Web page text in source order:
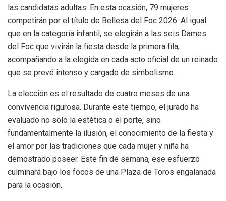
las candidatas adultas. En esta ocasión, 79 mujeres
competirán por el título de Bellesa del Foc 2026. Al igual
que en la categoría infantil, se elegirán a las seis Dames
del Foc que vivirán la fiesta desde la primera fila,
acompañando a la elegida en cada acto oficial de un reinado
que se prevé intenso y cargado de simbolismo.
La elección es el resultado de cuatro meses de una
convivencia rigurosa. Durante este tiempo, el jurado ha
evaluado no solo la estética o el porte, sino
fundamentalmente la ilusión, el conocimiento de la fiesta y
el amor por las tradiciones que cada mujer y niña ha
demostrado poseer. Este fin de semana, ese esfuerzo
culminará bajo los focos de una Plaza de Toros engalanada
para la ocasión.